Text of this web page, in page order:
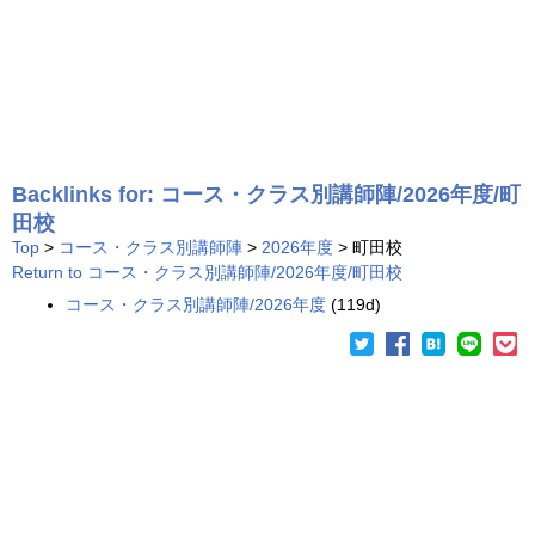
Backlinks for: コース・クラス別講師陣/2026年度/町
田校
Top > コース・クラス別講師陣 > 2026年度 > 町田校
Return to コース・クラス別講師陣/2026年度/町田校
コース・クラス別講師陣/2026年度 (119d)